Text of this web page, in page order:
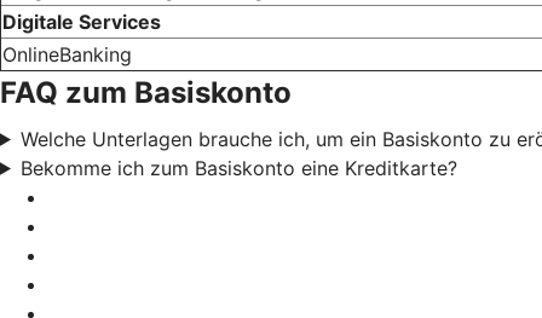
Digitale Services
OnlineBanking
FAQ zum Basiskonto
Welche Unterlagen brauche ich, um ein Basiskonto zu
Bekomme ich zum Basiskonto eine Kreditkarte?